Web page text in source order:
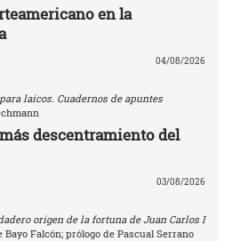
en la
04/08/2026
laicos. Cuadernos de apuntes
descentramiento del
03/08/2026
origen de la fortuna de Juan Carlos I
Falcón; prólogo de Pascual Serrano